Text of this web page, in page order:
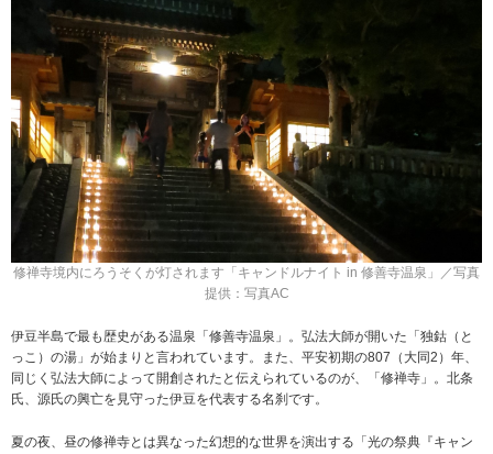
修禅寺境内にろうそくが灯されます「キャンドルナイト in 修善寺温泉」／写真
提供：写真AC
伊豆半島で最も歴史がある温泉「修善寺温泉」。弘法大師が開いた「独鈷（と
っこ）の湯」が始まりと言われています。また、平安初期の807（大同2）年、
同じく弘法大師によって開創されたと伝えられているのが、「修禅寺」。北条
氏、源氏の興亡を見守った伊豆を代表する名刹です。
夏の夜、昼の修禅寺とは異なった幻想的な世界を演出する「光の祭典『キャン